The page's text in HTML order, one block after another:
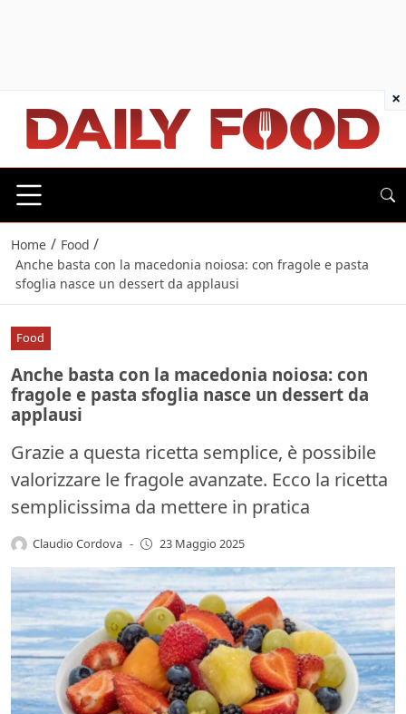
Home / Food /
Anche basta con la macedonia noiosa: con fragole e pasta
sfoglia nasce un dessert da applausi
Food
Anche basta con la macedonia noiosa: con
fragole e pasta sfoglia nasce un dessert da
applausi
Grazie a questa ricetta semplice, è possibile
valorizzare le fragole avanzate. Ecco la ricetta
semplicissima da mettere in pratica
Claudio Cordova - 23 Maggio 2025
×